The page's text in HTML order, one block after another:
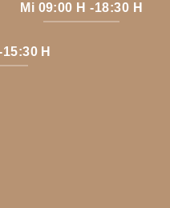
Mi 09:00 H -18:30 H
H